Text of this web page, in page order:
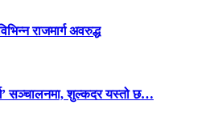
राजमार्ग अवरुद्ध
सञ्चालनमा, शुल्कदर यस्तो छ…